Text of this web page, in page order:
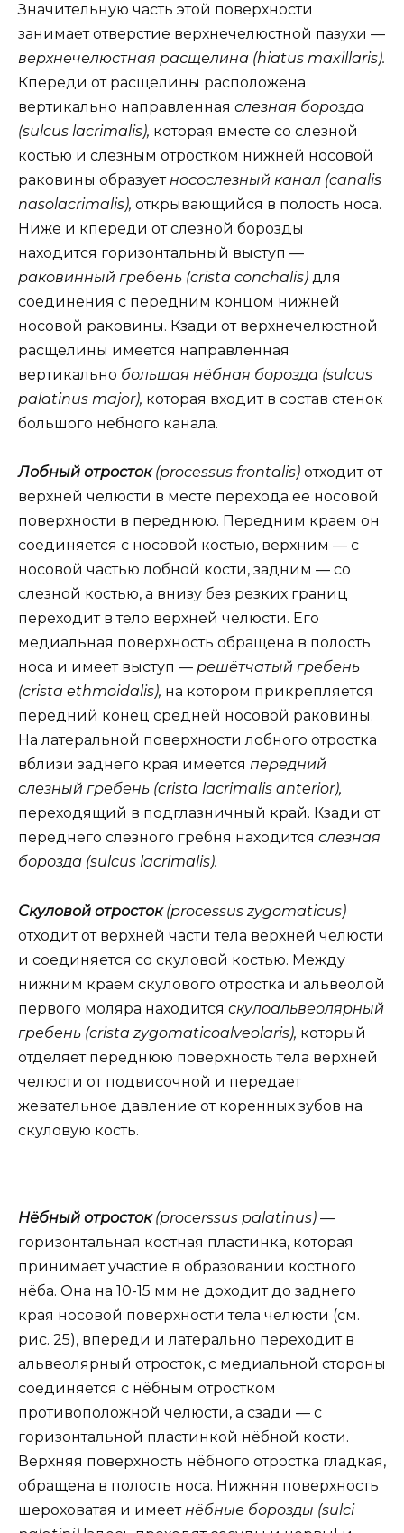
Значительную часть этой поверхности
занимает отверстие верхнечелюстной пазухи —
верхнечелюстная расщелина (hiatus maxillaris).
Кпереди от расщелины расположена
вертикально направленная слезная борозда
(sulcus lacrimalis), которая вместе со слезной
костью и слезным отростком нижней носовой
раковины образуетносослезный канал (canalis
nasolacrimalis), открывающийся в полость носа.
Ниже и кпереди от слезной борозды
находится горизонтальный выступ —
раковинный гребень (crista conchalis) для
соединения с передним концом нижней
носовой раковины. Кзади от верхнечелюстной
расщелины имеется направленная
вертикально большая нёбная борозда (sulcus
palatinus major), которая входит в состав стенок
большого нёбного канала.
Лобный отросток(processus frontalis) отходит от
верхней челюсти в месте перехода ее носовой
поверхности в переднюю. Передним краем он
соединяется с носовой костью, верхним — с
носовой частью лобной кости, задним — со
слезной костью, а внизу без резких границ
переходит в тело верхней челюсти. Его
медиальная поверхность обращена в полость
носа и имеет выступ — решётчатый гребень
(crista ethmoidalis), на котором прикрепляется
передний конец средней носовой раковины.
На латеральной поверхности лобного отростка
вблизи заднего края имеется передний
слезный гребень (crista lacrimalis anterior),
переходящий в подглазничный край. Кзади от
переднего слезного гребня находится слезная
борозда (sulcus lacrimalis).
Скуловой отросток(processus zygomaticus)
отходит от верхней части тела верхней челюсти
и соединяется со скуловой костью. Между
нижним краем скулового отростка и альвеолой
первого моляра находится скулоальвеолярный
гребень (crista zygomaticoalveolaris), который
отделяет переднюю поверхность тела верхней
челюсти от подвисочной и передает
жевательное давление от коренных зубов на
скуловую кость.
Нёбный отросток(procerssus palatinus) —
горизонтальная костная пластинка, которая
принимает участие в образовании костного
нёба. Она на 10-15 мм не доходит до заднего
края носовой поверхности тела челюсти (см.
рис. 25), впереди и латерально переходит в
альвеолярный отросток, с медиальной стороны
соединяется с нёбным отростком
противоположной челюсти, а сзади — с
горизонтальной пластинкой нёбной кости.
Верхняя поверхность нёбного отростка гладкая,
обращена в полость носа. Нижняя поверхность
шероховатая и имеетнёбные борозды (sulci